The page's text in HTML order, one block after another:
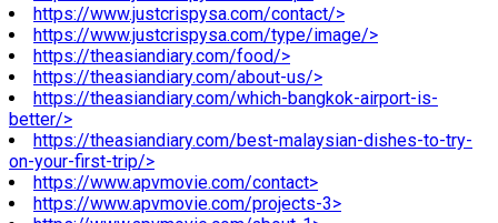
https://www.justcrispysa.com/contact/>
https://www.justcrispysa.com/type/image/>
https://theasiandiary.com/food/>
https://theasiandiary.com/about-us/>
https://theasiandiary.com/which-bangkok-airport-is-
better/>
https://theasiandiary.com/best-malaysian-dishes-to-try-
on-your-first-trip/>
https://www.apvmovie.com/contact>
https://www.apvmovie.com/projects-3>